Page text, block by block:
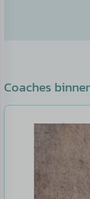
Coaches